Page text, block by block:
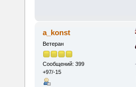
a_konst
Ветеран
Сообщений: 399
+97/-15